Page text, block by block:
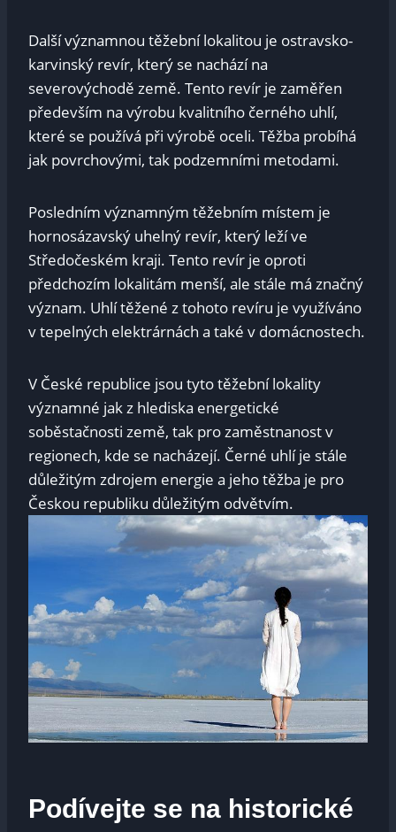
Další významnou těžební lokalitou je ostravsko-
karvinský revír, který se nachází na
severovýchodě země. Tento revír je zaměřen
především na výrobu kvalitního černého uhlí,
které se používá při výrobě oceli. Těžba probíhá
jak povrchovými, tak podzemními metodami.
Posledním významným těžebním místem je
hornosázavský uhelný revír, který leží ve
Středočeském kraji. Tento revír je oproti
předchozím lokalitám menší, ale stále má značný
význam. Uhlí těžené z tohoto revíru je využíváno
v tepelných elektrárnách a také v domácnostech.
V České republice jsou tyto těžební lokality
významné jak z hlediska energetické
soběstačnosti země, tak pro zaměstnanost v
regionech, kde se nacházejí. Černé uhlí je stále
důležitým zdrojem energie a jeho těžba je pro
Českou republiku důležitým odvětvím.
Podívejte se na historické